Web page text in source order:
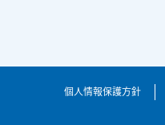
個人情報保護方針